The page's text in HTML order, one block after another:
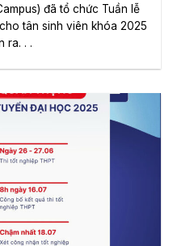
đã tổ chức Tuần lễ
tân sinh viên khóa 2025
ra. . .